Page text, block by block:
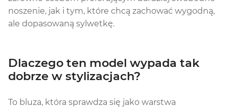
noszenie, jak i tym, które chcą zachować wygodną,
ale dopasowaną sylwetkę.
Dlaczego ten model wypada tak
dobrze w stylizacjach?
To bluza, która sprawdza się jako warstwa